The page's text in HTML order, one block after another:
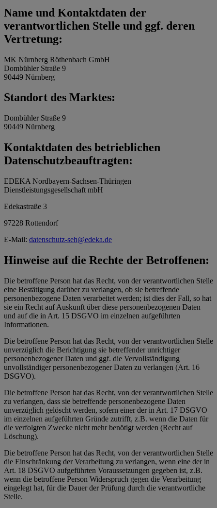
Name und Kontaktdaten der
verantwortlichen Stelle und ggf. deren
Vertretung:
MK Nürnberg Röthenbach GmbH
Dombühler Straße 9
90449 Nürnberg
Standort des Marktes:
Dombühler Straße 9
90449 Nürnberg
Kontaktdaten des betrieblichen
Datenschutzbeauftragten:
EDEKA Nordbayern-Sachsen-Thüringen
Dienstleistungsgesellschaft mbH
Edekastraße 3
97228 Rottendorf
E-Mail: datenschutz-seh@edeka.de
Hinweise auf die Rechte der Betroffenen:
Die betroffene Person hat das Recht, von der verantwortlichen Stelle
eine Bestätigung darüber zu verlangen, ob sie betreffende
personenbezogene Daten verarbeitet werden; ist dies der Fall, so hat
sie ein Recht auf Auskunft über diese personenbezogenen Daten
und auf die in Art. 15 DSGVO im einzelnen aufgeführten
Informationen.
Die betroffene Person hat das Recht, von der verantwortlichen Stelle
unverzüglich die Berichtigung sie betreffender unrichtiger
personenbezogener Daten und ggf. die Vervollständigung
unvollständiger personenbezogener Daten zu verlangen (Art. 16
DSGVO).
Die betroffene Person hat das Recht, von der verantwortlichen Stelle
zu verlangen, dass sie betreffende personenbezogene Daten
unverzüglich gelöscht werden, sofern einer der in Art. 17 DSGVO
im einzelnen aufgeführten Gründe zutrifft, z.B. wenn die Daten für
die verfolgten Zwecke nicht mehr benötigt werden (Recht auf
Löschung).
Die betroffene Person hat das Recht, von der verantwortlichen Stelle
die Einschränkung der Verarbeitung zu verlangen, wenn eine der in
Art. 18 DSGVO aufgeführten Voraussetzungen gegeben ist, z.B.
wenn die betroffene Person Widerspruch gegen die Verarbeitung
eingelegt hat, für die Dauer der Prüfung durch die verantwortliche
Stelle.